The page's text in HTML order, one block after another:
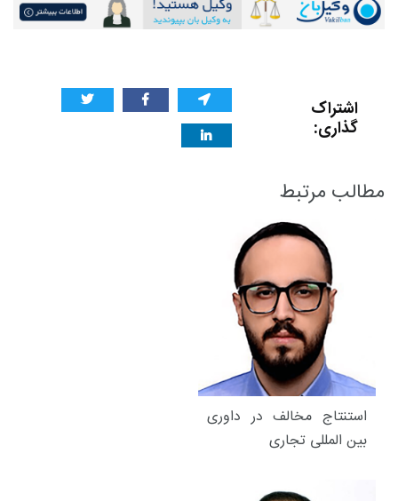
اشتراک
گذاری:
مطالب مرتبط
استنتاج مخالف در داوری
بین المللی تجاری